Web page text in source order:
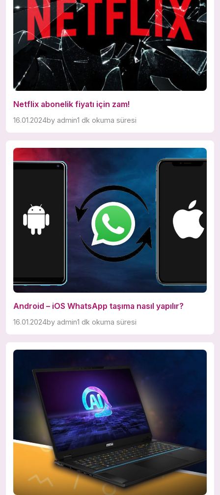
Netflix abonelik fiyatı için zam!
16.01.2024by admin1 dk okuma süresi
Android – iOS WhatsApp taşıma nasıl yapılır?
16.01.2024by admin1 dk okuma süresi